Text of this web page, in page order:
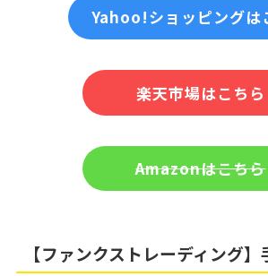
Yahoo!ショッピングは
楽天市場はこちら
Amazonはこちら
【ファンクストレーディング